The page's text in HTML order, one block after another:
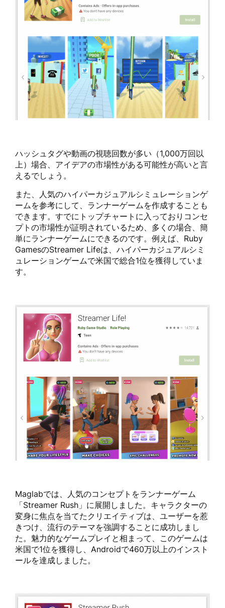
ハッシュタグや動画の視聴回数が多い（1,000万回以
上）場合、アイデアの市場性がある可能性が高いと言
えるでしょう。
また、人気のハイパーカジュアルシミュレーションゲ
ームを参考にして、ランナーゲームを作成することも
できます。すでにトップチャートに入っておりコンセ
プトの市場性が証明されているため、多くの場合、簡
単にランナーゲームにできるのです。例えば、Ruby
GamesのStreamer Lifeは、ハイパーカジュアルシミ
ュレーションゲームで米国で総合1位を獲得していま
す。
Maglabでは、人気のコンセプトをランナーゲーム
「Streamer Rush」に展開しました。キャラクターの
変身に焦点を当てたクリエイティブは、ユーザーを惹
きつけ、流行のテーマを強調することに成功しまし
た。魅力的なゲームプレイと相まって、このゲームは
米国で1位を獲得し、Androidで460万以上のインスト
ールを達成しました。